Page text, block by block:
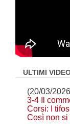
ULTIMI
(20/03/
3-4 Il
Corsi: I
Così non si